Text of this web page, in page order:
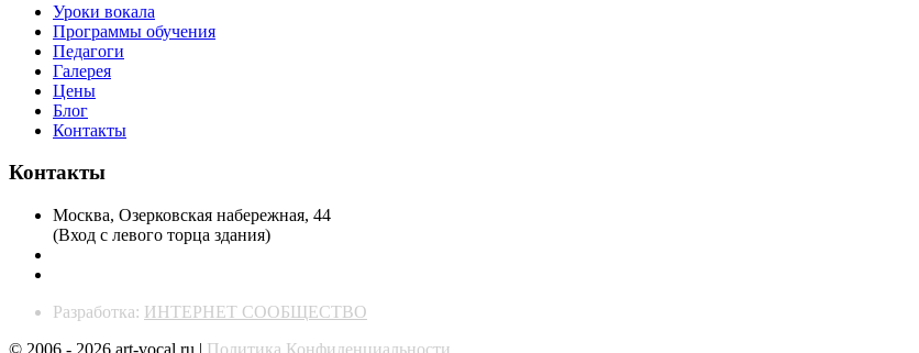
Уроки вокала
Программы обучения
Педагоги
Галерея
Цены
Блог
Контакты
Контакты
Москва, Озерковская набережная, 44
(Вход с левого торца здания)
Разработка: ИНТЕРНЕТ СООБЩЕСТВО